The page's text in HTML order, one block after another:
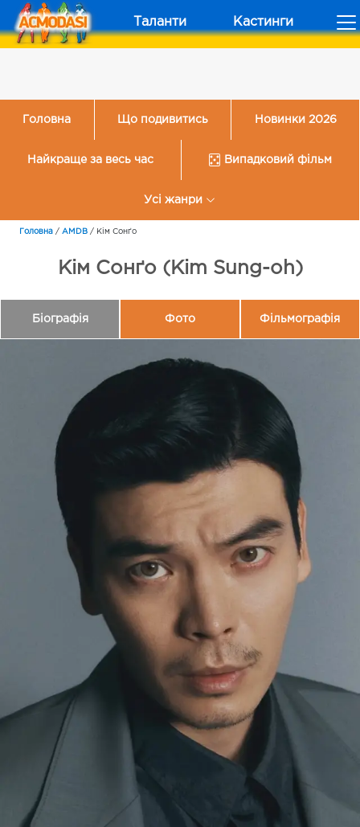
Таланти Кастинги
Головна Що подивитись Новинки 2026
Найкраще за весь час Випадковий фільм
Усі жанри
Головна / AMDB / Кім Сонґо
Кім Сонґо (Kim Sung-oh)
Біографія Фото Фільмографія